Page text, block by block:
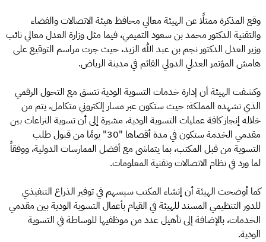
وقع المذكرة ممثلًا عن الهيئة معالي محافظ هيئة الاتصالات والفضاء
والتقنية الدكتور محمد بن سعود التميمي، فيما مثل وزارة العدل معالي نائب
وزير العدل الدكتور نجم بن عبد الله الزيد، حيث جرت مراسم التوقيع على
هامش المؤتمر العدلي الدولي القائم في مدينة الرياض.
وكشفت الهيئة أن إدارة خدمات التسوية الودية تتسق مع التحول الرقمي
الذي تشهده المملكة؛ حيث ستكون عبر مسار إلكتروني متكامل، يتم من
خلاله إنجاز كافة عمليات التسوية الودية، مشيرة إلى أن تسوية النزاعات بين
مقدمي الخدمة ستكون في مدة أقصاها "30" يومًا من قبول طلب
التسوية من قبل المكتب، بما يتماشى مع أفضل الممارسات الدولية، ووفقاً
لما ورد في نظام الاتصالات وتقنية المعلومات.
كما أوضحت الهيئة أن إنشاء المكتب سيسهم في توفير الذراع التنفيذي
للدور التنظيمي المسند للهيئة في القيام بأعمال التسوية الودية بين مقدمي
الخدمات، بالإضافة إلى تأهيل عدد من موظفيها للوساطة في التسوية
الودية.